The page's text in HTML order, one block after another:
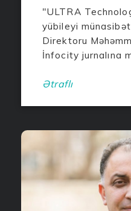
"ULTRA
yübileyi
Direktoru
İnfocity jurnalına
Ətraflı